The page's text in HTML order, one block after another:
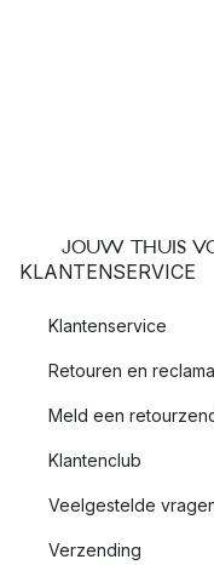
JOUW THUIS
KLANTENSERVICE
Klantenservice
Retouren en
Meld een
Klantenclub
Veelgestelde
Verzending